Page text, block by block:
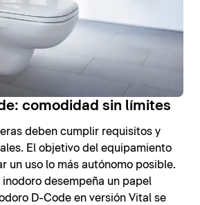
comodidad sin límites
deben cumplir requisitos y
El objetivo del equipamiento
un uso lo más autónomo posible.
inodoro desempeña un papel
D-Code en versión Vital se